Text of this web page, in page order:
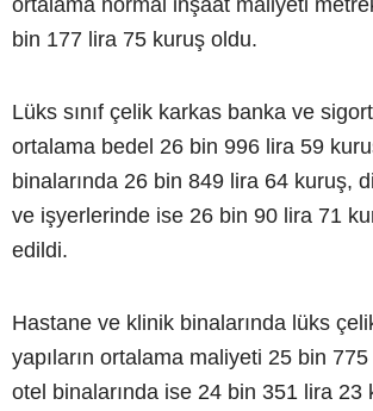
bin 177 lira 75 kuruş oldu.
Lüks sınıf çelik karkas banka ve
ortalama bedel 26 bin 996 lira 59
binalarında 26 bin 849 lira 64 kuruş,
ve işyerlerinde ise 26 bin 90 lira 71
edildi.
Hastane ve klinik binalarında lüks
yapıların ortalama maliyeti 25 bin
otel binalarında ise 24 bin 351 lira 23